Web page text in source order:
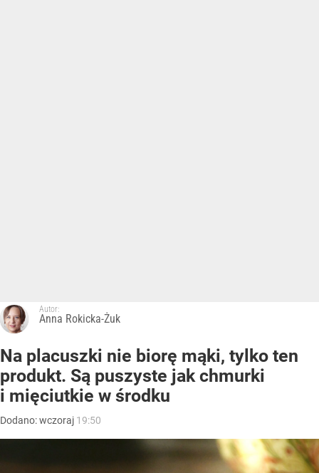
Autor:
Anna Rokicka-Żuk
Na placuszki nie biorę mąki, tylko ten
produkt. Są puszyste jak chmurki
i mięciutkie w środku
Dodano:wczoraj 19:50